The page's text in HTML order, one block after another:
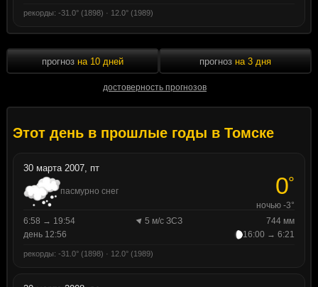
рекорды: -31.0° (1898) · 12.0° (1989)
прогноз на 10 дней
достоверность прогнозов
прогноз на 3 дня
Этот день в прошлые годы в Томске
30 марта 2007, пт
пасмурно снег 0°
ночью -3°
6:58 → 19:54
5 м/с ЗСЗ
744 мм
день 12:56
16:00 → 6:21
рекорды: -31.0° (1898) · 12.0° (1989)